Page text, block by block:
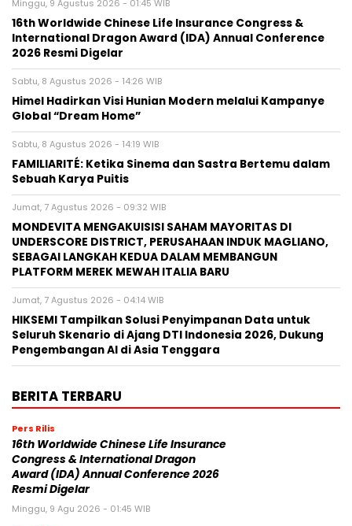
Minggu, 9 Agustus 2026 - 01:45 WIB
16th Worldwide Chinese Life Insurance Congress &
International Dragon Award (IDA) Annual Conference
2026 Resmi Digelar
Sabtu, 8 Agustus 2026 - 14:26 WIB
Himel Hadirkan Visi Hunian Modern melalui Kampanye
Global “Dream Home”
Sabtu, 8 Agustus 2026 - 14:19 WIB
FAMILIARITÉ: Ketika Sinema dan Sastra Bertemu dalam
Sebuah Karya Puitis
Jumat, 7 Agustus 2026 - 09:32 WIB
MONDEVITA MENGAKUISISI SAHAM MAYORITAS DI
UNDERSCORE DISTRICT, PERUSAHAAN INDUK MAGLIANO,
SEBAGAI LANGKAH KEDUA DALAM MEMBANGUN
PLATFORM MEREK MEWAH ITALIA BARU
Jumat, 7 Agustus 2026 - 04:14 WIB
HIKSEMI Tampilkan Solusi Penyimpanan Data untuk
Seluruh Skenario di Ajang DTI Indonesia 2026, Dukung
Pengembangan AI di Asia Tenggara
BERITA TERBARU
Pers Rilis
16th Worldwide Chinese Life Insurance
Congress & International Dragon
Award (IDA) Annual Conference 2026
Resmi Digelar
Minggu, 9 Agu 2026 - 01:45 WIB